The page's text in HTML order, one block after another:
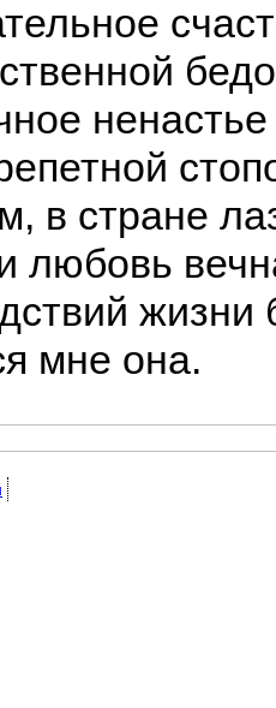
ненастье
в стране
любовь
жизни
мне она.